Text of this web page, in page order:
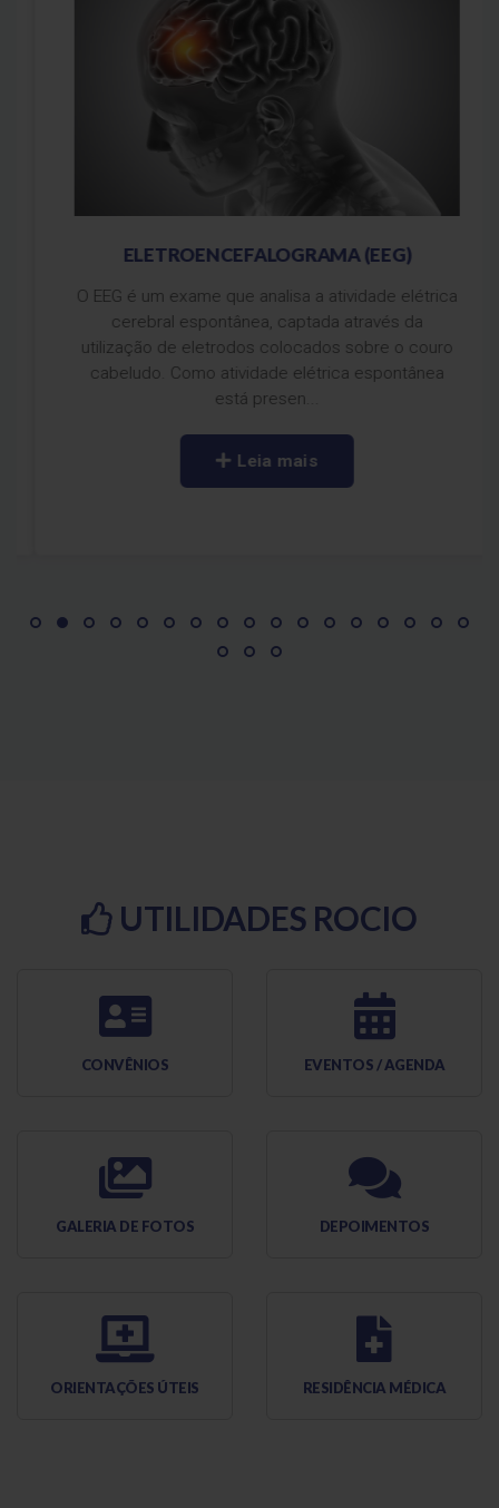
ELETROENCEFALOGRAMA (EEG)
O EEG é um exame que analisa a atividade elétrica
cerebral espontânea, captada através da
utilização de eletrodos colocados sobre o couro
cabeludo. Como atividade elétrica espontânea
está presen...
Leia mais
UTILIDADES ROCIO
CONVÊNIOS EVENTOS / AGENDA
GALERIA DE FOTOS DEPOIMENTOS
ORIENTAÇÕES ÚTEIS RESIDÊNCIA MÉDICA